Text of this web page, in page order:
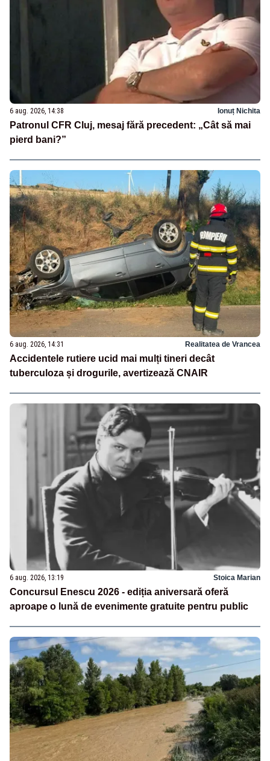
6 aug. 2026, 14:38 Ionuț Nichita
Patronul CFR Cluj, mesaj fără precedent: „Cât să mai
pierd bani?”
6 aug. 2026, 14:31 Realitatea de Vrancea
Accidentele rutiere ucid mai mulți tineri decât
tuberculoza și drogurile, avertizează CNAIR
6 aug. 2026, 13:19 Stoica Marian
Concursul Enescu 2026 - ediția aniversară oferă
aproape o lună de evenimente gratuite pentru public